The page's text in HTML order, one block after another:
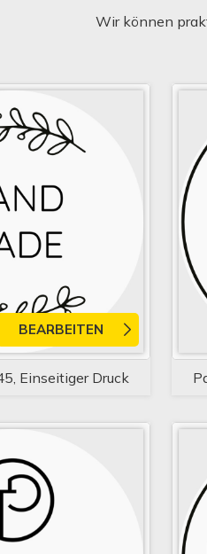
Wir können
Einseitiger Druck
BEARBEITEN